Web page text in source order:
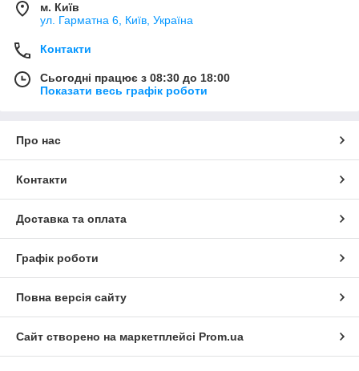
м. Київ
ул. Гарматна 6, Київ, Україна
Контакти
Сьогодні працює з 08:30 до 18:00
Показати весь графік роботи
Про нас
Контакти
Доставка та оплата
Графік роботи
Повна версія сайту
Сайт створено на маркетплейсі Prom.ua